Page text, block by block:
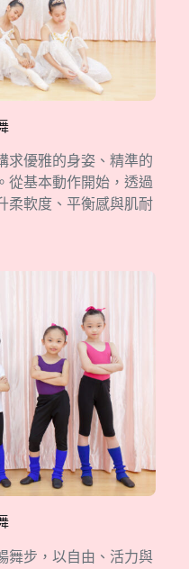
求優雅的身姿、精準的
從基本動作開始，透過
柔軟度、平衡感與肌耐
舞步，以自由、活力與